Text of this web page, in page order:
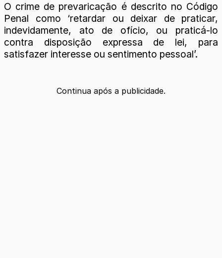
O crime de prevaricação é descrito no Código
Penal como ‘retardar ou deixar de praticar,
indevidamente, ato de ofício, ou praticá-lo
contra disposição expressa de lei, para
satisfazer interesse ou sentimento pessoal’.
Continua após a publicidade.